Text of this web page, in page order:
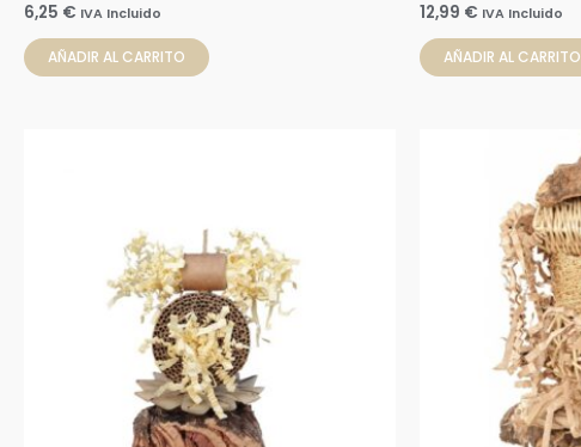
6,25 € IVA Incluido
AÑADIR AL CARRITO
12,99 € IVA Incluido
AÑADIR AL CARRITO